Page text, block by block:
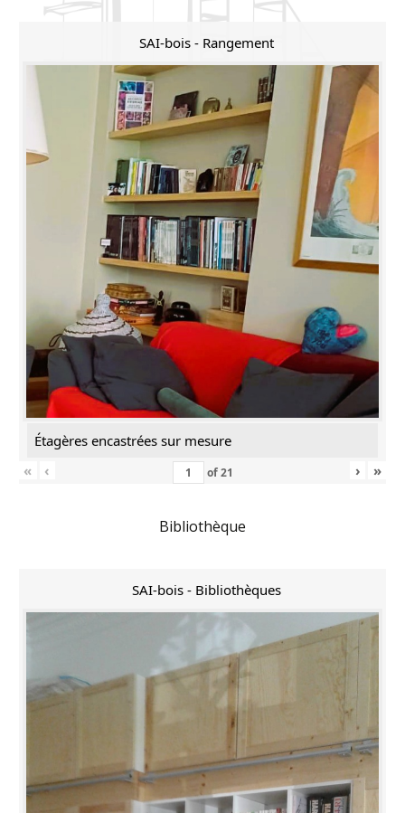
SAI-bois - Rangement
Étagères encastrées sur mesure
«
‹ of21 › »
Bibliothèque
SAI-bois - Bibliothèques